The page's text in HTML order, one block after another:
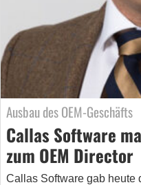
Ausbau des OEM-Geschäfts
Callas Software
zum OEM Director
Callas Software gab heute